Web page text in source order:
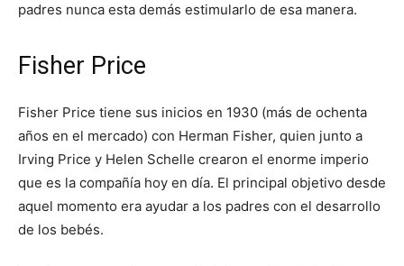
padres nunca esta demás estimularlo de esa manera.
Fisher Price
Fisher Price tiene sus inicios en 1930 (más de ochenta
años en el mercado) con Herman Fisher, quien junto a
Irving Price y Helen Schelle crearon el enorme imperio
que es la compañía hoy en día. El principal objetivo desde
aquel momento era ayudar a los padres con el desarrollo
de los bebés.